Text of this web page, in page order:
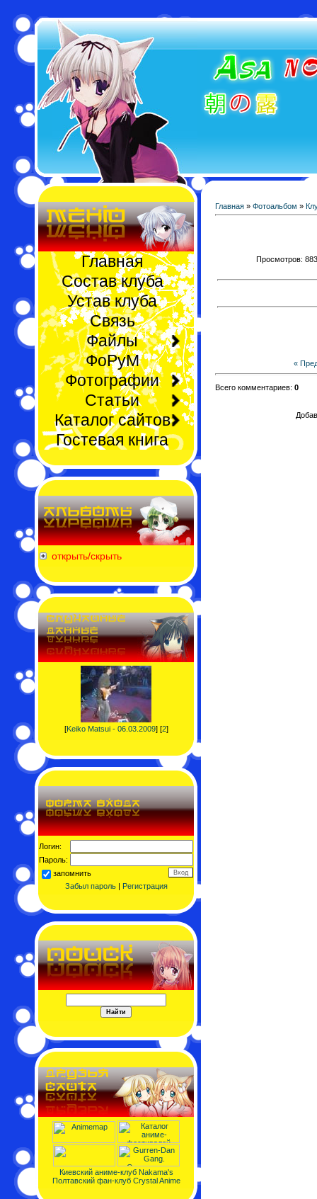
Главная
Состав клуба
Устав клуба
Связь
Файлы
ФоРуМ
Фотографии
Статьи
Каталог сайтов
Гостевая книга
открыть/скрыть
[Keiko Matsui - 06.03.2009] [2]
Логин:
Пароль:
запомнить
Забыл пароль| Регистрация
Киевский аниме-клуб Nakama's
Полтавский фан-клуб Crystal Anime
Главная » Фотоальбом »
Просмотров:
«
Всего комментариев: 0